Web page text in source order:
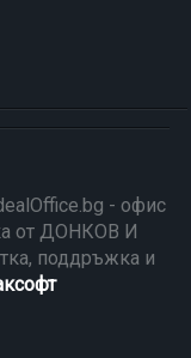
- офис
от ДОНКОВ И
поддръжка и